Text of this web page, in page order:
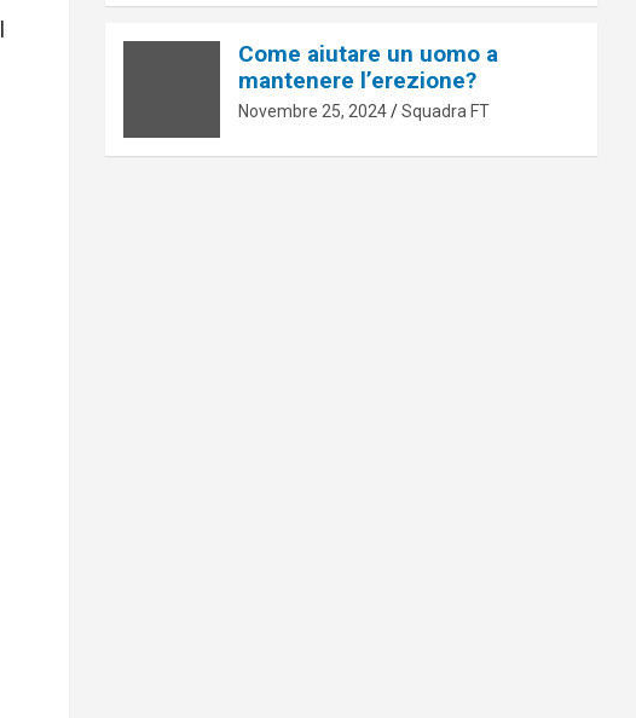
Come aiutare un uomo a
mantenere l’erezione?
Novembre 25, 2024 Squadra FT